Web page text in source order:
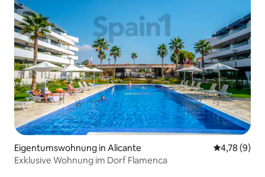
Eigentumswohnung in Alicante
4,78 (9)
Exklusive Wohnung im Dorf Flamenca